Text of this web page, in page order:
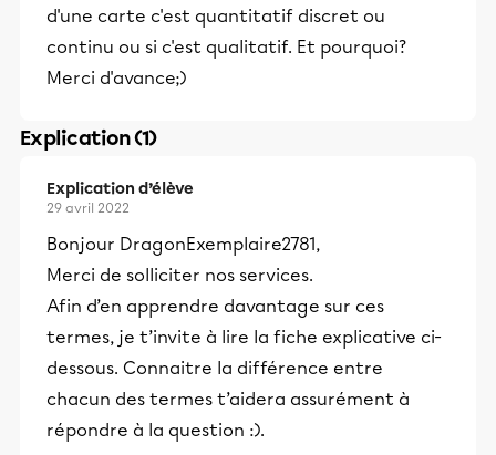
d'une carte c'est quantitatif discret ou
continu ou si c'est qualitatif. Et pourquoi?
Merci d'avance;)
Explication (1)
Explication d’élève
29 avril 2022
Bonjour DragonExemplaire2781,
Merci de solliciter nos services.
Afin d’en apprendre davantage sur ces
termes, je t’invite à lire la fiche explicative ci-
dessous. Connaitre la différence entre
chacun des termes t’aidera assurément à
répondre à la question :).